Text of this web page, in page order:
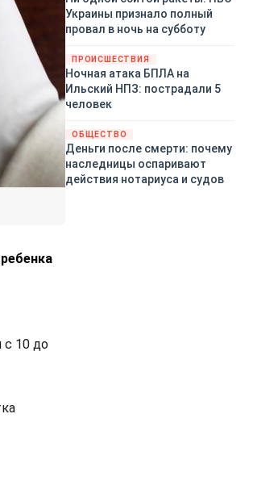
с 10 до
Самарской, Саратовской,
Тамбовской, Тульской
областей, Краснодарского
края, Республики Крым и над
акваторией Азовского моря.
Украины признало полный
провал в ночь на субботу
ПРОИСШЕСТВИЯ
Ночная атака БПЛА на
Ильский НПЗ: пострадали 5
человек
ОБЩЕСТВО
Деньги после смерти: почему
наследницы оспаривают
действия нотариуса и судов